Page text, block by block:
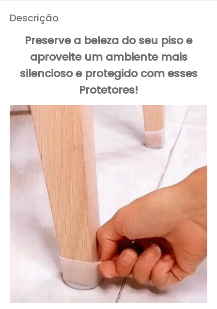
Descrição
Preserve a beleza do seu piso e
aproveite um ambiente mais
silencioso e protegido com esses
Protetores!